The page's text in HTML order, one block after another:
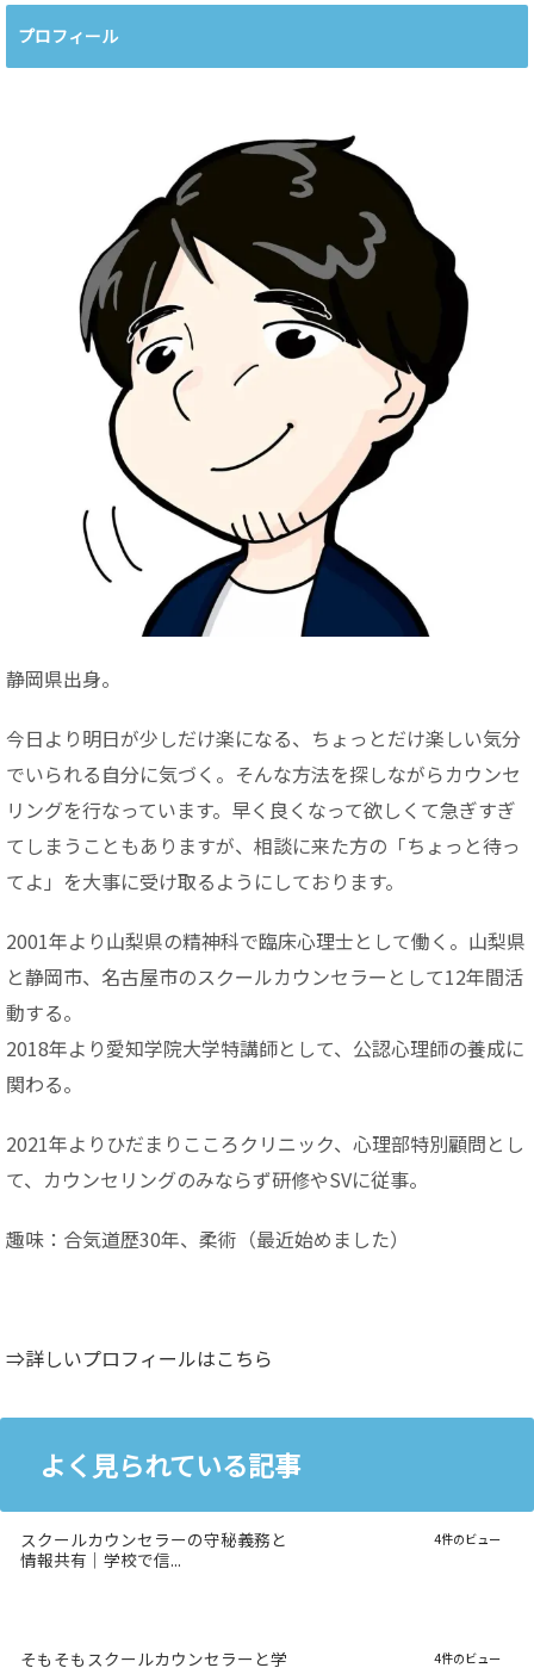
プロフィール
静岡県出身。
今日より明日が少しだけ楽になる、ちょっとだけ楽しい気分
でいられる自分に気づく。そんな方法を探しながらカウンセ
リングを行なっています。早く良くなって欲しくて急ぎすぎ
てしまうこともありますが、相談に来た方の「ちょっと待っ
てよ」を大事に受け取るようにしております。
2001年より山梨県の精神科で臨床心理士として働く。山梨県
と静岡市、名古屋市のスクールカウンセラーとして12年間活
動する。
2018年より愛知学院大学特講師として、公認心理師の養成に
関わる。
2021年よりひだまりこころクリニック、心理部特別顧問とし
て、カウンセリングのみならず研修やSVに従事。
趣味：合気道歴30年、柔術（最近始めました）
⇒詳しいプロフィールはこちら
よく見られている記事
スクールカウンセラーの守秘義務と
情報共有｜学校で信...
4件のビュー
そもそもスクールカウンセラーと学
4件のビュー